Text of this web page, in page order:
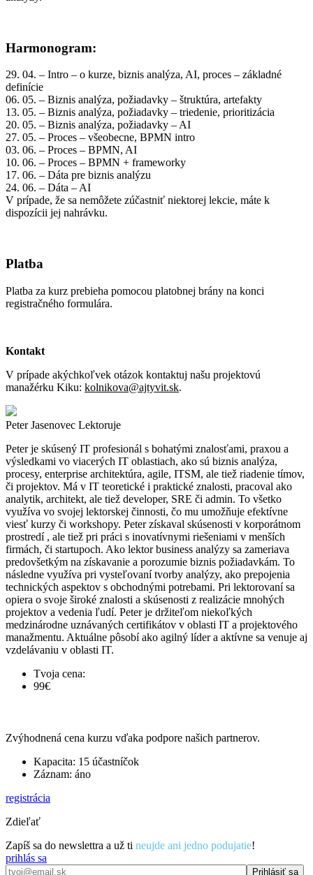
Harmonogram:
29. 04. – Intro – o kurze, biznis analýza, AI, proces – základné
definície
06. 05. – Biznis analýza, požiadavky – štruktúra, artefakty
13. 05. – Biznis analýza, požiadavky – triedenie, prioritizácia
20. 05. – Biznis analýza, požiadavky – AI
27. 05. – Proces – všeobecne, BPMN intro
03. 06. – Proces – BPMN, AI
10. 06. – Proces – BPMN + frameworky
17. 06. – Dáta pre biznis analýzu
24. 06. – Dáta – AI
V prípade, že sa nemôžete zúčastniť niektorej lekcie, máte k
dispozícii jej nahrávku.
Platba
Platba za kurz prebieha pomocou platobnej brány na konci
registračného formulára.
Kontakt
V prípade akýchkoľvek otázok kontaktuj našu projektovú
manažérku Kiku: kolnikova@ajtyvit.sk.
Peter Jasenovec Lektoruje
Peter je skúsený IT profesionál s bohatými znalosťami, praxou a
výsledkami vo viacerých IT oblastiach, ako sú biznis analýza,
procesy, enterprise architektúra, agile, ITSM, ale tiež riadenie tímov,
či projektov. Má v IT teoretické i praktické znalosti, pracoval ako
analytik, architekt, ale tiež developer, SRE či admin. To všetko
využíva vo svojej lektorskej činnosti, čo mu umožňuje efektívne
viesť kurzy či workshopy. Peter získaval skúsenosti v korporátnom
prostredí , ale tiež pri práci s inovatívnymi riešeniami v menších
firmách, či startupoch. Ako lektor business analýzy sa zameriava
predovšetkým na získavanie a porozumie biznis požiadavkám. To
následne využíva pri vysteľovaní tvorby analýzy, ako prepojenia
technických aspektov s obchodnými potrebami. Pri lektorovaní sa
opiera o svoje široké znalosti a skúsenosti z realizácie mnohých
projektov a vedenia ľudí. Peter je držiteľom niekoľkých
medzinárodne uznávaných certifikátov v oblasti IT a projektového
manažmentu. Aktuálne pôsobí ako agilný líder a aktívne sa venuje aj
vzdelávaniu v oblasti IT.
Tvoja cena:
99€
Zvýhodnená cena kurzu vďaka podpore našich partnerov.
Kapacita: 15 účastníčok
Záznam: áno
registrácia
Zdieľať
Zapíš sa do newslettra a už ti neujde ani jedno podujatie!
prihlás sa